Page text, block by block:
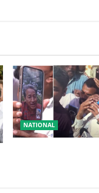
NATIONAL